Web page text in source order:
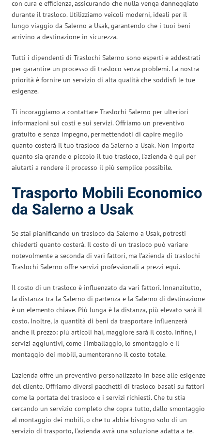
con cura e efficienza, assicurando che nulla venga danneggiato
durante il trasloco. Utilizziamo veicoli moderni, ideali per il
lungo viaggio da Salerno a Usak, garantendo che i tuoi beni
arrivino a destinazione in sicurezza.
Tutti i dipendenti di Traslochi Salerno sono esperti e addestrati
per garantire un processo di trasloco senza problemi. La nostra
priorità è fornire un servizio di alta qualità che soddisfi le tue
esigenze.
Ti incoraggiamo a contattare Traslochi Salerno per ulteriori
informazioni sui costi e sui servizi. Offriamo un preventivo
gratuito e senza impegno, permettendoti di capire meglio
quanto costerà il tuo trasloco da Salerno a Usak. Non importa
quanto sia grande o piccolo il tuo trasloco, l’azienda è qui per
aiutarti a rendere il processo il più semplice possibile.
Trasporto Mobili Economico
da Salerno a Usak
Se stai pianificando un trasloco da Salerno a Usak, potresti
chiederti quanto costerà. Il costo di un trasloco può variare
notevolmente a seconda di vari fattori, ma l’azienda di traslochi
Traslochi Salerno offre servizi professionali a prezzi equi.
Il costo di un trasloco è influenzato da vari fattori. Innanzitutto,
la distanza tra la Salerno di partenza e la Salerno di destinazione
è un elemento chiave. Più lunga è la distanza, più elevato sarà il
costo. Inoltre, la quantità di beni da trasportare influenzerà
anche il prezzo: più articoli hai, maggiore sarà il costo. Infine, i
servizi aggiuntivi, come l’imballaggio, lo smontaggio e il
montaggio dei mobili, aumenteranno il costo totale.
L’azienda offre un preventivo personalizzato in base alle esigenze
del cliente. Offriamo diversi pacchetti di trasloco basati su fattori
come la portata del trasloco e i servizi richiesti. Che tu stia
cercando un servizio completo che copra tutto, dallo smontaggio
al montaggio dei mobili, o che tu abbia bisogno solo di un
servizio di trasporto, l’azienda avrà una soluzione adatta a te.